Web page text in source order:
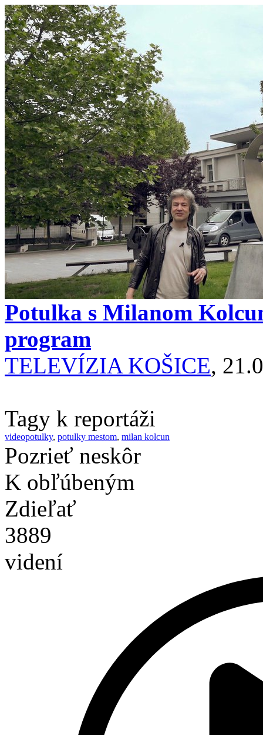
Potulka s Milanom
program
TELEVÍZIA KOŠICE,
Tagy k reportáži
videopotulky, potulky mestom, milan kolcun
Pozrieť neskôr
K obľúbeným
Zdieľať
3889
videní